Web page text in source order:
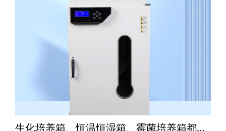
生化培养箱、恒温恒湿箱、霉菌培养箱都有哪些区别？